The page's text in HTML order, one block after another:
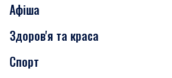
Афіша
Сьогодні
Завтра
Здоров'я та краса
Медицина
Спорт